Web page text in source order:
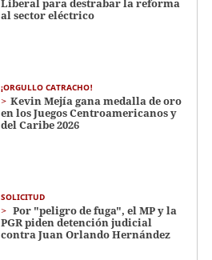
Liberal para destrabar la reforma
al sector eléctrico
¡ORGULLO CATRACHO!
Kevin Mejía gana medalla de oro
en los Juegos Centroamericanos y
del Caribe 2026
SOLICITUD
Por "peligro de fuga", el MP y la
PGR piden detención judicial
contra Juan Orlando Hernández